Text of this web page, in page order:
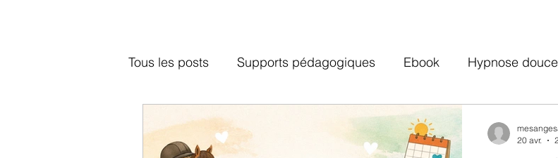
Tous les posts Supports pédagogiques Ebook Hypnose douce
Jeux vidéos Adolescents TDAH Parentalité
20 avr.